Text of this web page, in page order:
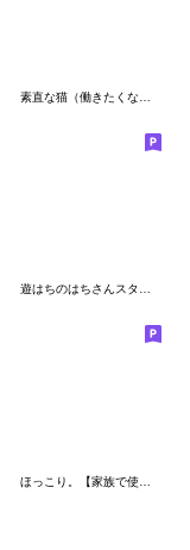
遊はちのはちさんスタンプ～夏休み～